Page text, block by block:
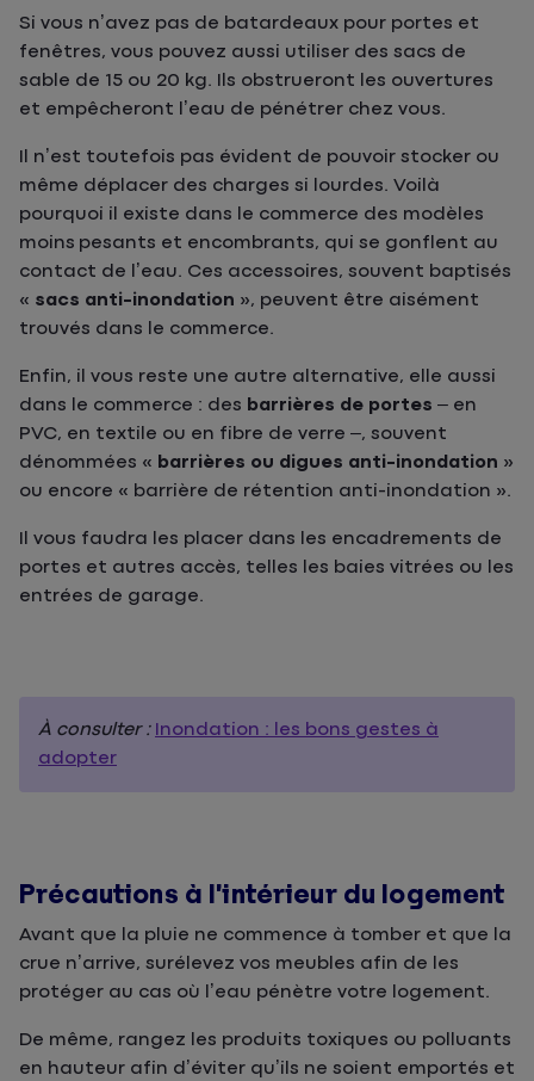
Si vous n’avez pas de batardeaux pour portes et
fenêtres, vous pouvez aussi utiliser des sacs de
sable de 15 ou 20 kg. Ils obstrueront les ouvertures
et empêcheront l’eau de pénétrer chez vous.
Il n’est toutefois pas évident de pouvoir stocker ou
même déplacer des charges si lourdes. Voilà
pourquoi il existe dans le commerce des modèles
moins pesants et encombrants, qui se gonflent au
contact de l’eau. Ces accessoires, souvent baptisés
« sacs anti-inondation », peuvent être aisément
trouvés dans le commerce.
Enfin, il vous reste une autre alternative, elle aussi
dans le commerce : des barrières de portes – en
PVC, en textile ou en fibre de verre –, souvent
dénommées « barrières ou digues anti-inondation »
ou encore « barrière de rétention anti-inondation ».
Il vous faudra les placer dans les encadrements de
portes et autres accès, telles les baies vitrées ou les
entrées de garage.
À consulter : Inondation : les bons gestes à
adopter
Précautions à l’intérieur du logement
Avant que la pluie ne commence à tomber et que la
crue n’arrive, surélevez vos meubles afin de les
protéger au cas où l’eau pénètre votre logement.
De même, rangez les produits toxiques ou polluants
en hauteur afin d’éviter qu’ils ne soient emportés et